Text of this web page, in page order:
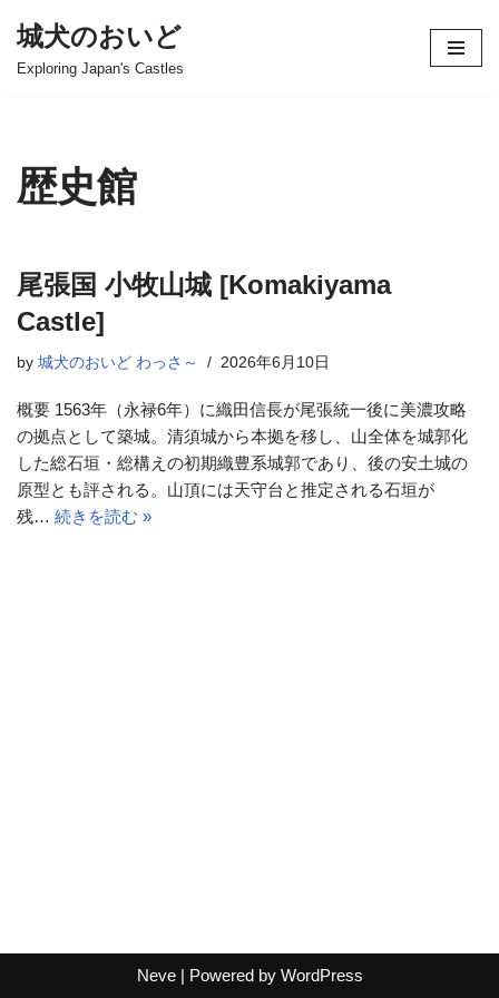
コ
ツ
へ
ッ
プ
城犬のおいど
Exploring Japan's Castles
歴史館
尾張国 小牧山城 [Komakiyama
Castle]
by 城犬のおいど わっさ～ 2026年6月10日
概要 1563年（永禄6年）に織田信長が尾張統一後に美濃攻略
の拠点として築城。清須城から本拠を移し、山全体を城郭化
した総石垣・総構えの初期織豊系城郭であり、後の安土城の
原型とも評される。山頂には天守台と推定される石垣が
残… 続きを読む »
Neve| Powered by WordPress